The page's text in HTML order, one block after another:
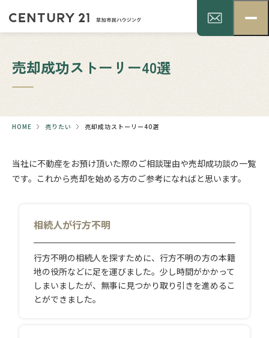
売却成功ストーリー40選
HOME 売りたい 売却成功ストーリー40選
当社に不動産をお預け頂いた際のご相談理由や売却成功談の一覧
です。これから売却を始める方のご参考になればと思います。
相続人が行方不明
行方不明の相続人を探すために、行方不明の方の本籍
地の役所などに足を運びました。少し時間がかかって
しまいましたが、無事に見つかり取り引きを進めるこ
とができました。